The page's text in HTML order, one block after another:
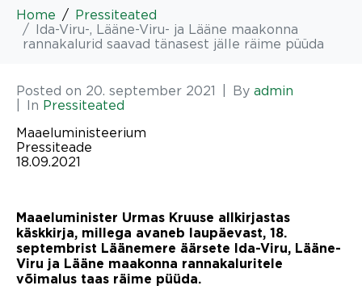
Home
Pressiteated
Ida-Viru-, Lääne-Viru- ja Lääne maakonna
rannakalurid saavad tänasest jälle räime püüda
Posted on 20. september 2021 By admin
In Pressiteated
Maaeluministeerium
Pressiteade
18.09.2021
Maaeluminister Urmas Kruuse allkirjastas
käskkirja, millega avaneb laupäevast, 18.
septembrist Läänemere äärsete Ida-Viru, Lääne-
Viru ja Lääne maakonna rannakaluritele
võimalus taas räime püüda.